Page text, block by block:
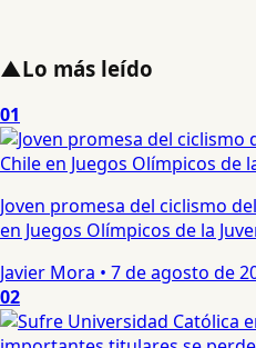
▲Lo más leído
01
Joven promesa del ciclismo
en Juegos Olímpicos de la
Javier Mora • 7 de agosto de
02